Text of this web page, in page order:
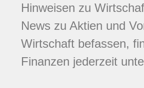
Hinweisen zu
News zu Aktien und
Wirtschaft befassen,
Finanzen jederzeit